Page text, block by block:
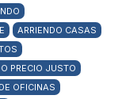
ARRIENDO CASAS
PRECIO JUSTO
OFICINAS